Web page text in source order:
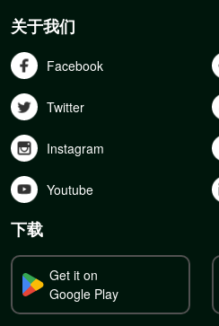
关于我们
Facebook
Twitter
Instagram
Youtube
下载
Get it on
Google Play